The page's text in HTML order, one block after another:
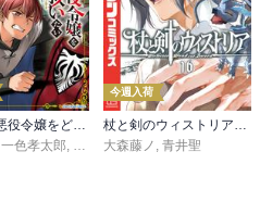
一色孝太郎 Parum
今週入荷
大森藤ノ 青井聖